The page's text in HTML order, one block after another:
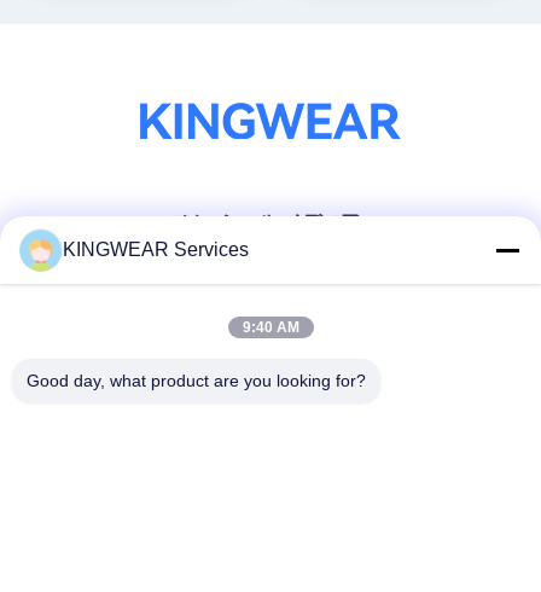
ソーシャル メディア
迅速な連絡
テレ
KINGWEAR Services
9:40 AM
Good day, what product are you looking for?